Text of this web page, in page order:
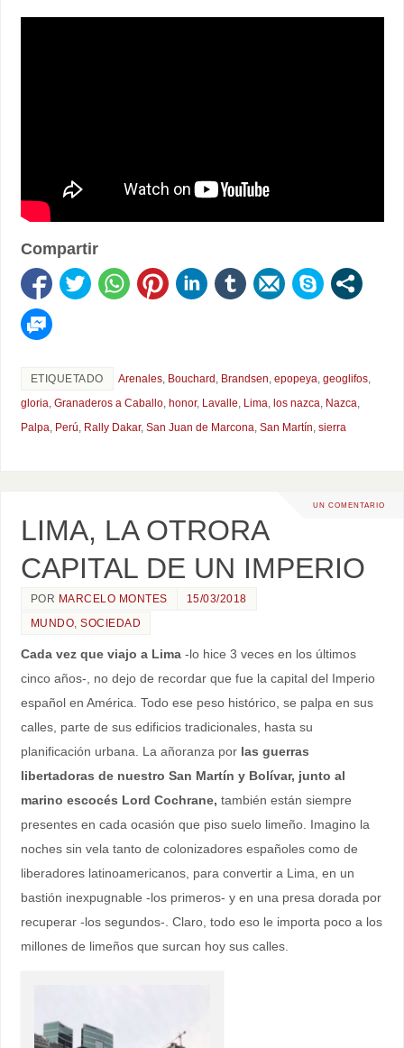
Compartir
ETIQUETADO Arenales, Bouchard , Brandsen, epopeya, geoglifos,
gloria, Granaderos a Caballo, honor, Lavalle, Lima, los nazca, Nazca,
Palpa, Perú, Rally Dakar, San Juan de Marcona, San Martín, sierra
UN COMENTARIO
LIMA, LA OTRORA
CAPITAL DE UN IMPERIO
POR MARCELO MONTES
15/03/2018
MUNDO,SOCIEDAD
Cada vez que viajo a Lima-lo hice 3 veces en los últimos
cinco años-, no dejo de recordar que fue la capital del Imperio
español en América. Todo ese peso histórico, se palpa en sus
calles, parte de sus edificios tradicionales, hasta su
planificación urbana. La añoranza por las guerras
libertadoras de nuestro San Martín y Bolívar, junto al
marino escocés Lord Cochrane, también están siempre
presentes en cada ocasión que piso suelo limeño. Imagino la
noches sin vela tanto de colonizadores españoles como de
liberadores latinoamericanos, para convertir a Lima, en un
bastión inexpugnable -los primeros- y en una presa dorada por
recuperar -los segundos-. Claro, todo eso le importa poco a los
millones de limeños que surcan hoy sus calles.